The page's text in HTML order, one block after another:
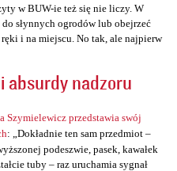
w BUW-ie też się nie liczy. W
słynnych ogrodów lub obejrzeć
i na miejscu. No tak, ale najpierw
absurdy nadzoru
Szymielewicz przedstawia swój
: „Dokładnie ten sam przedmiot –
podeszwie, pasek, kawałek
tuby – raz uruchamia sygnał